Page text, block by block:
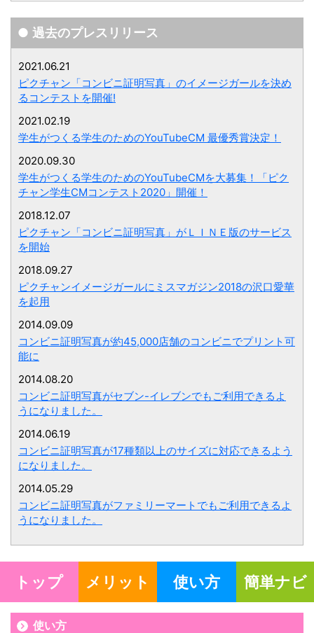
過去のプレスリリース
2021.06.21
ピクチャン「コンビニ証明写真」のイメージガールを決め
るコンテストを開催!
2021.02.19
学生がつくる学生のためのYouTubeCM 最優秀賞決定！
2020.09.30
学生がつくる学生のためのYouTubeCMを大募集！「ピク
チャン学生CMコンテスト2020」開催！
2018.12.07
ピクチャン「コンビニ証明写真」がＬＩＮＥ版のサービス
を開始
2018.09.27
ピクチャンイメージガールにミスマガジン2018の沢口愛華
を起用
2014.09.09
コンビニ証明写真が約45,000店舗のコンビニでプリント可
能に
2014.08.20
コンビニ証明写真がセブン-イレブンでもご利用できるよ
うになりました。
2014.06.19
コンビニ証明写真が17種類以上のサイズに対応できるよう
になりました。
2014.05.29
コンビニ証明写真がファミリーマートでもご利用できるよ
うになりました。
トップ メリット 使い方 簡単ナビ
使い方